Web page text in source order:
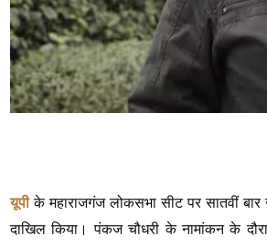
यूपी के महाराजगंज लोकसभा सीट पर सातवीं बार
दाखिल किया। पंकज चौधरी के नामांकन के